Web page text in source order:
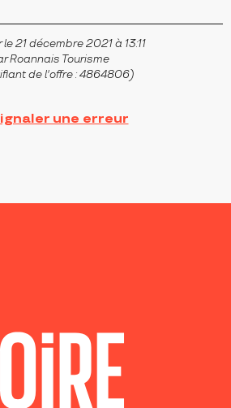
le 21 décembre 2021 à 13:11
Roannais Tourisme
de l'offre :4864806)
une erreur